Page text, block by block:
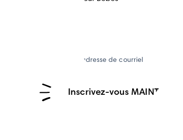
Votre adresse de courriel
Inscrivez-vous MAINTENANT